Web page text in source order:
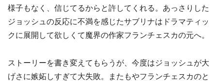
様子もなく、信じてるからと許してくれる。あっさりした
ジョッシュの反応に不満を感じたサブリナはドラマティッ
クに展開して欲しくて魔界の作家フランチェスカの元へ。
ストーリーを書き変えてもらうが、今度はジョッシュが大
げさに嫉妬しすぎて大失敗。またもやフランチェスカのと